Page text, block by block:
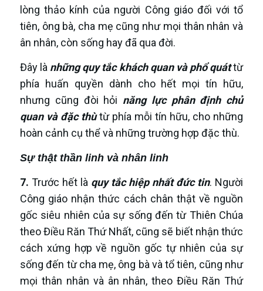
lòng thảo kính của người Công giáo đối với tổ
tiên, ông bà, cha mẹ cũng như mọi thân nhân và
ân nhân, còn sống hay đã qua đời.
Đây là những quy tắc khách quan và phổ quáttừ
phía huấn quyền dành cho hết mọi tín hữu,
nhưng cũng đòi hỏi năng lực phân định chủ
quan và đặc thùtừ phía mỗi tín hữu, cho những
hoàn cảnh cụ thể và những trường hợp đặc thù.
Sự thật thần linh và nhân linh
7. Trước hết là quy tắc hiệp nhất đức tin. Người
Công giáo nhận thức cách chân thật về nguồn
gốc siêu nhiên của sự sống đến từ Thiên Chúa
theo Điều Răn Thứ Nhất, cũng sẽ biết nhận thức
cách xứng hợp về nguồn gốc tự nhiên của sự
sống đến từ cha mẹ, ông bà và tổ tiên, cũng như
mọi thân nhân và ân nhân, theo Điều Răn Thứ